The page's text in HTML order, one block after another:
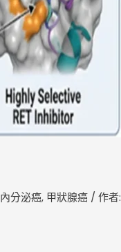
分泌癌, 甲狀腺癌 / 作者: